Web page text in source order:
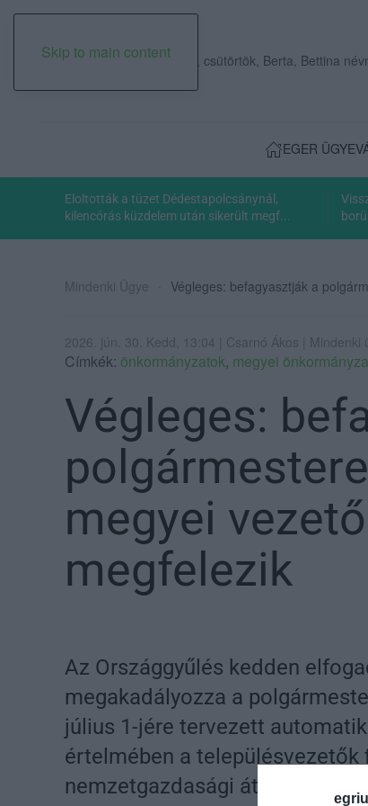
Skip to main content
2026. augusztus 06., csütörtök, Berta, Bettina
EGER ÜGYE
Eloltották a tüzet Dédestapolcsánynál,
kilencórás küzdelem után sikerült megf...
Mindenki Ügye Végleges: befagyasztják a
2026. jún. 30. Kedd, 13:04 | Csarnó Ákos | Mindenki
Címkék: önkormányzatok, megyei
Végleges:
megyei
megfelezik
Az Országgyűlés kedden
megakadályozza a
július 1-jére tervezett
értelmében a
nemzetgazdasági átlagkereset